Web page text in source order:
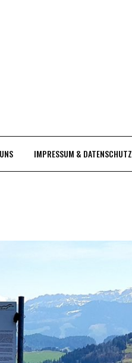
IMPRESSUM & DATENSCHUTZ